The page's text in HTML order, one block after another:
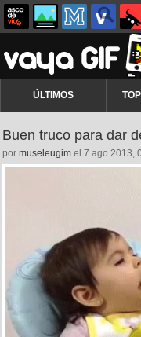
ÚLTIMOS TOP
Buen truco para dar
por museleugim el 7 ago 2013,